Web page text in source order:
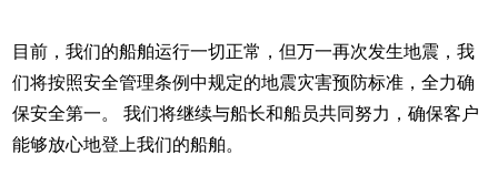
目前，我们的船舶运行一切正常，但万一再次发生地震，我
们将按照安全管理条例中规定的地震灾害预防标准，全力确
保安全第一。 我们将继续与船长和船员共同努力，确保客户
能够放心地登上我们的船舶。